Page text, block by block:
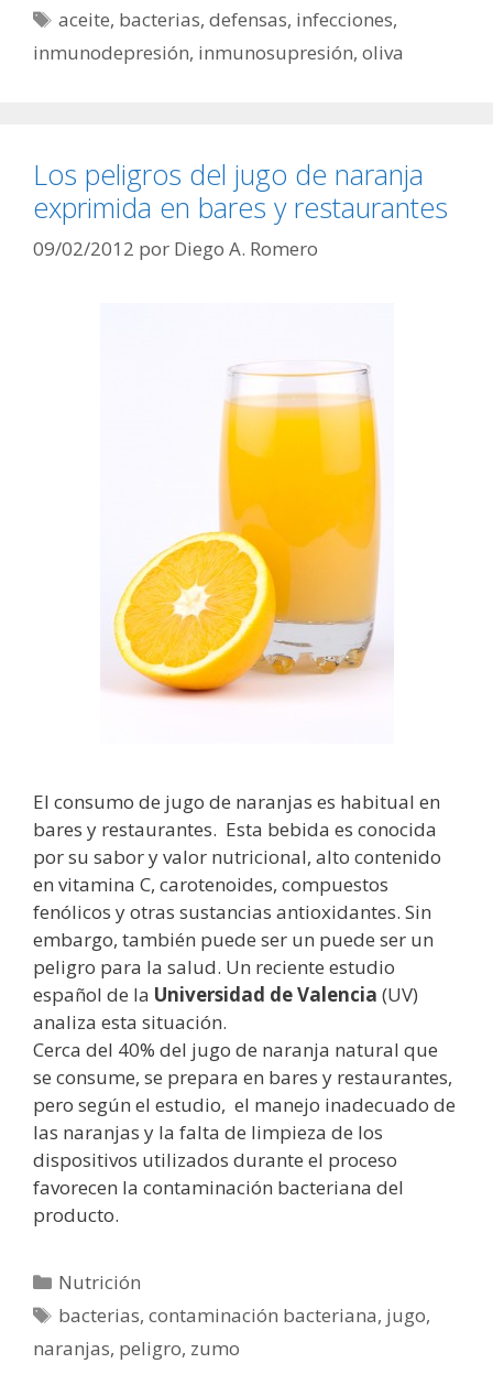
Etiquetas
aceite, bacterias,defensas, infecciones,
inmunodepresión, inmunosupresión, oliva
Los peligros del jugo de naranja
exprimida en bares y restaurantes
09/02/2012 por Diego A. Romero
El consumo de jugo de naranjas es habitual en
bares y restaurantes. Esta bebida es conocida
por su sabor y valor nutricional, alto contenido
en vitamina C, carotenoides, compuestos
fenólicos y otras sustancias antioxidantes. Sin
embargo, también puede ser un puede ser un
peligro para la salud. Un reciente estudio
español de la Universidad de Valencia (UV)
analiza esta situación.
Cerca del 40% del jugo de naranja natural que
se consume, se prepara en bares y restaurantes,
pero según el estudio, el manejo inadecuado de
las naranjas y la falta de limpieza de los
dispositivos utilizados durante el proceso
favorecen la contaminación bacteriana del
producto.
Categorías
Nutrición
Etiquetas
bacterias,contaminación bacteriana, jugo,
naranjas, peligro, zumo